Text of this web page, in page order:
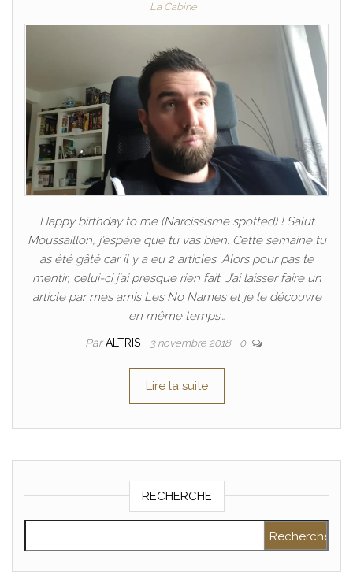
La Cabine
Happy birthday to me (Narcissisme spotted) ! Salut
Moussaillon, j’espère que tu vas bien. Cette semaine tu
as été gâté car il y a eu 2 articles. Alors pour pas te
mentir, celui-ci j’ai presque rien fait. J’ai laisser faire un
article par mes amis Les No Names et je le découvre
en même temps…
ParALTRIS 3 novembre 2018 0
Lire la suite
RECHERCHE